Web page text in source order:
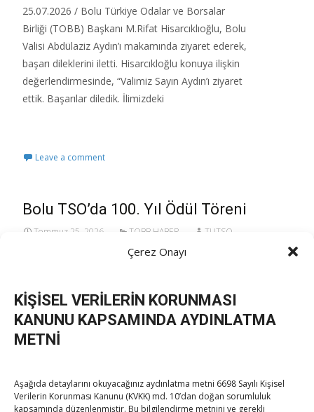
Çerez Onayı
KİŞİSEL VERİLERİN KORUNMASI
KANUNU KAPSAMINDA AYDINLATMA
METNİ
Aşağıda detaylarını okuyacağınız aydınlatma metni 6698 Sayılı Kişisel
Verilerin Korunması Kanunu (KVKK) md. 10’dan doğan sorumluluk
kapsamında düzenlenmiştir. Bu bilgilendirme metnini ve gerekli
25.07.2026 / Bolu Türkiye Odalar ve Borsalar
Birliği (TOBB) Başkanı M.Rifat Hisarcıklıoğlu, Bolu
Valisi Abdülaziz Aydın’ı makamında ziyaret ederek,
başarı dileklerini iletti.​ Hisarcıkloğlu konuya ilişkin
değerlendirmesinde, “Valimiz Sayın Aydın’ı ziyaret
ettik. Başarılar diledik. İlimizdeki
Leave a comment
Bolu TSO’da 100. Yıl Ödül Töreni
Temmuz 25, 2026 TOBB HABER TUTSO
Ticaret ve Sanayi Odası’nın (TSO) Bolu Abant
İzzet Baysal Üniversitesi’nde yapılan, 100’üncü
kuruluş yıl dönümü ödül törenine katıldı.​ TOBB
Read More…